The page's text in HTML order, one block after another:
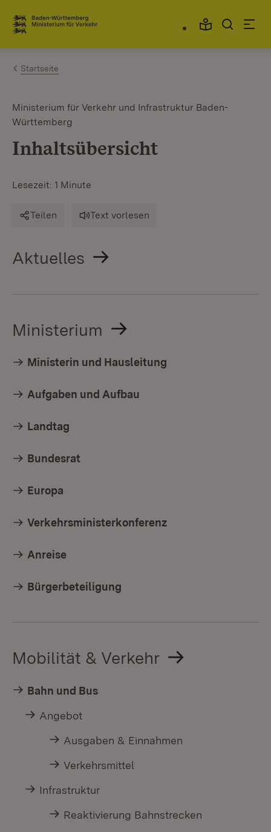
Zum Inhalt springen
Link zur Startseite
Startseite
Ministerium für Verkehr und Infrastruktur Baden-
Württemberg
Inhaltsübersicht
Lesezeit: 1 Minute
Teilen Text vorlesen
Aktuelles
Ministerium
Ministerin und Hausleitung
Aufgaben und Aufbau
Landtag
Bundesrat
Europa
Verkehrsministerkonferenz
Anreise
Bürgerbeteiligung
Mobilität & Verkehr
Bahn und Bus
Angebot
Ausgaben & Einnahmen
Verkehrsmittel
Infrastruktur
Reaktivierung Bahnstrecken